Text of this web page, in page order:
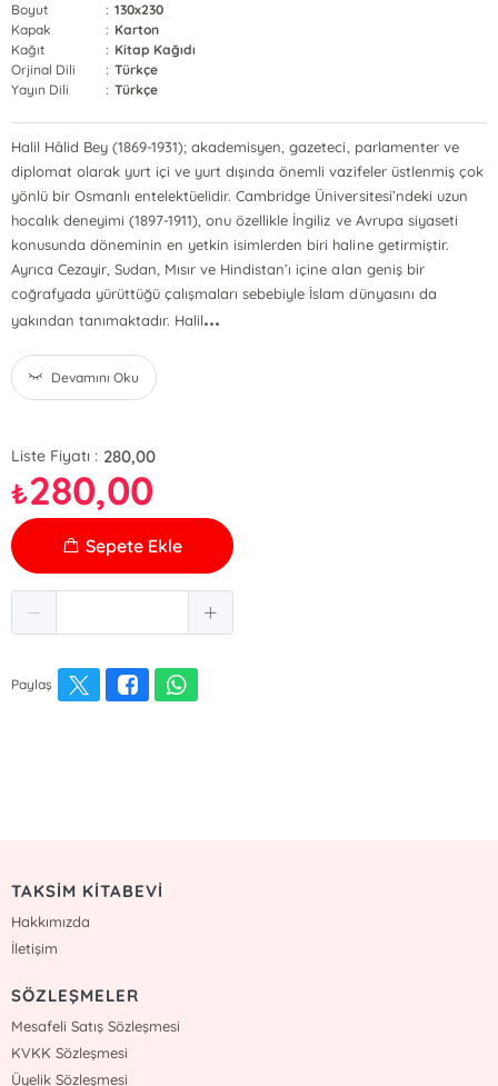
Boyut
: 130x230
Kapak
: Karton
Kağıt
: Kitap Kağıdı
Orjinal Dili
: Türkçe
Yayın Dili
: Türkçe
Halil Hâlid Bey (1869-1931); akademisyen, gazeteci, parlamenter ve
diplomat olarak yurt içi ve yurt dışında önemli vazifeler üstlenmiş çok
yönlü bir Osmanlı entelektüelidir. Cambridge Üniversitesi’ndeki uzun
hocalık deneyimi (1897-1911), onu özellikle İngiliz ve Avrupa siyaseti
konusunda döneminin en yetkin isimlerden biri haline getirmiştir.
Ayrıca Cezayir, Sudan, Mısır ve Hindistan’ı içine alan geniş bir
coğrafyada yürüttüğü çalışmaları sebebiyle İslam dünyasını da
yakından tanımaktadır. Halil...
Devamını Oku
Liste Fiyatı : 280,00
₺280,00
Sepete Ekle
Paylaş
TAKSİM KİTABEVİ
Hakkımızda
İletişim
SÖZLEŞMELER
Mesafeli Satış Sözleşmesi
KVKK Sözleşmesi
Üyelik Sözleşmesi